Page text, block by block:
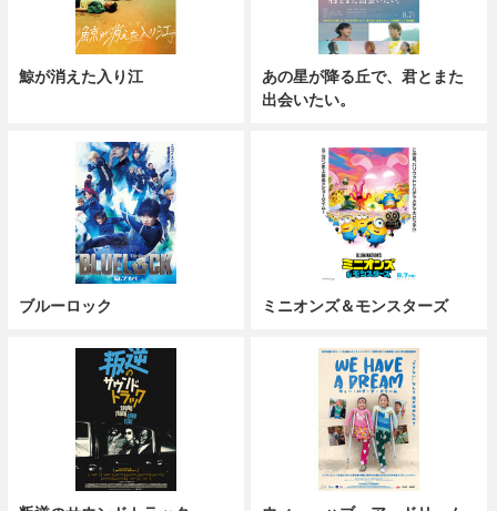
鯨が消えた入り江
あの星が降る丘で、君とまた
出会いたい。
ブルーロック ミニオンズ＆モンスターズ